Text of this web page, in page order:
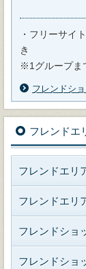
・フリーサイ
き
※1グループま
フレンドシ
フレンドエ
フレンドエリ
フレンドエリ
フレンドショ
フレンドショ